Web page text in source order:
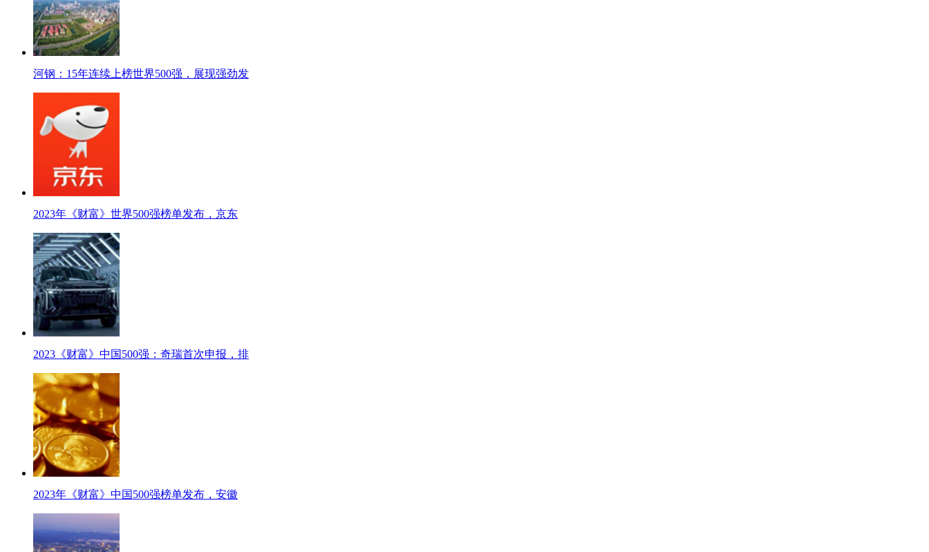
河钢：15年连续上榜世界500强，展现强劲发
2023年《财富》世界500强榜单发布，京东
2023《财富》中国500强：奇瑞首次申报，排
2023年《财富》中国500强榜单发布，安徽